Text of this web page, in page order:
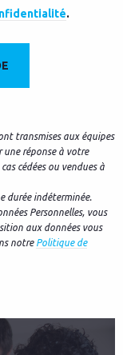
.
transmises aux équipes
une réponse à votre
cédées ou vendues à
durée indéterminée.
Personnelles, vous
aux données vous
notre Politique de